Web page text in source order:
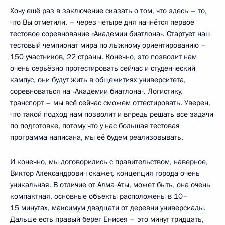
Хочу ещё раз в заключение сказать о том, что здесь – то,
что Вы отметили, – через четыре дня начнётся первое
тестовое соревнование «Академии биатлона». Стартует наш
тестовый чемпионат мира по лыжному ориентированию –
150 участников, 22 страны. Конечно, это позволит нам
очень серьёзно протестировать сейчас и студенческий
кампус, они будут жить в общежитиях университета,
соревноваться на «Академии биатлона». Логистику,
транспорт – мы всё сейчас сможем оттестировать. Уверен,
что такой подход нам позволит и впредь решать все задачи
по подготовке, потому что у нас большая тестовая
программа написана, мы её будем реализовывать.
И конечно, мы договорились с правительством, наверное,
Виктор Александрович скажет, концепция города очень
уникальная. В отличие от Алма‑Аты, может быть, она очень
компактная, основные объекты расположены в 10–
15 минутах, максимум двадцати от деревни универсиады.
Дальше есть правый берег Енисея – это минут тридцать,